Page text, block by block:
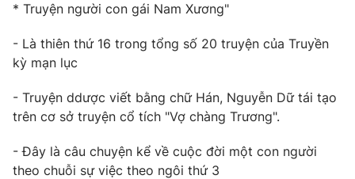
THỜI BÁO VTV
* Truyện người con gái Nam Xương"
- Là thiên thứ 16 trong tổng số 20 truyện của Truyền
kỳ mạn lục
- Truyện ddược viết bằng chữ Hán, Nguyễn Dữ tái tạo
trên cơ sở truyện cổ tích "Vợ chàng Trương".
- Đây là câu chuyện kể về cuộc đời một con người
theo chuỗi sự việc theo ngôi thứ 3